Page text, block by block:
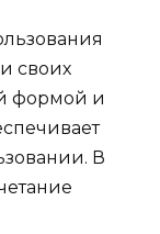
своих
формой и
В